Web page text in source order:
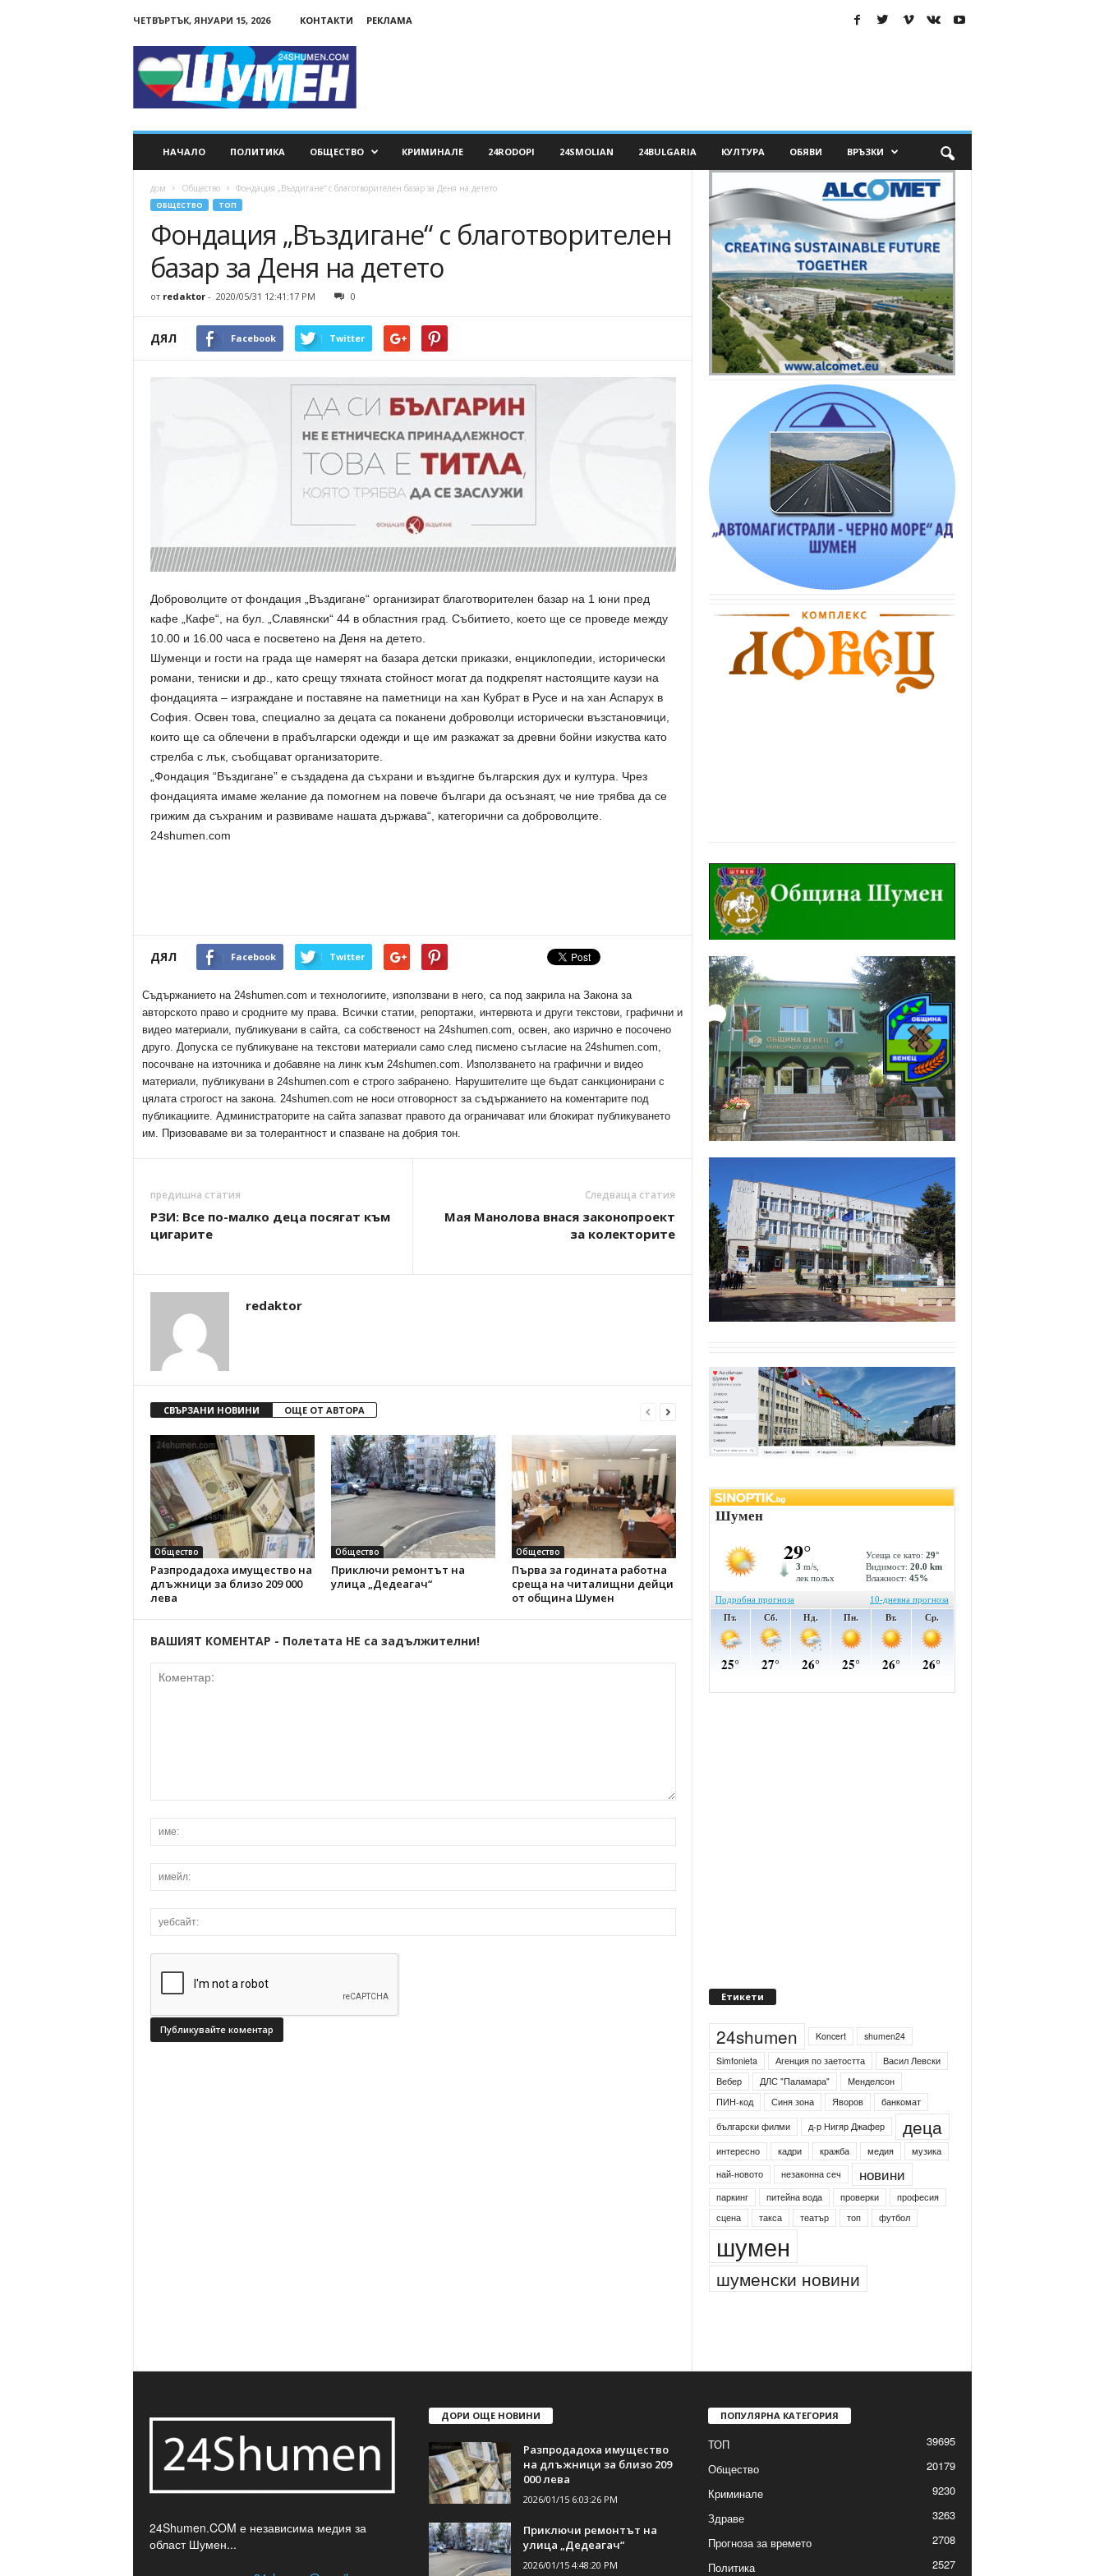
ЧЕТВЪРТЪК, ЯНУАРИ 15, 2026 КОНТАКТИ РЕКЛАМА
НАЧАЛО ПОЛИТИКА ОБЩЕСТВО КРИМИНАЛЕ 24RODOPI 24SMOLIAN 24BULGARIA КУЛТУРА ОБЯВИ ВРЪЗКИ
дом Общество Фондация „Въздигане“ с благотворителен базар за Деня на детето
ОБЩЕСТВО ТОП
Фондация „Въздигане“ с благотворителен
базар за Деня на детето
от redaktor- 2020/05/31 12:41:17 PM 0
ДЯЛ Facebook Twitter
Доброволците от фондация „Въздигане“ организират благотворителен базар на 1 юни пред
кафе „Кафе“, на бул. „Славянски“ 44 в областния град. Събитието, което ще се проведе между
10.00 и 16.00 часа е посветено на Деня на детето.
Шуменци и гости на града ще намерят на базара детски приказки, енциклопедии, исторически
романи, тениски и др., като срещу тяхната стойност могат да подкрепят настоящите каузи на
фондацията – изграждане и поставяне на паметници на хан Кубрат в Русе и на хан Аспарух в
София. Освен това, специално за децата са поканени доброволци исторически възстановчици,
които ще са облечени в прабългарски одежди и ще им разкажат за древни бойни изкуства като
стрелба с лък, съобщават организаторите.
„Фондация “Въздигане” е създадена да съхрани и въздигне българския дух и култура. Чрез
фондацията имаме желание да помогнем на повече българи да осъзнаят, че ние трябва да се
грижим да съхраним и развиваме нашата държава“, категорични са доброволците.
24shumen.com
ДЯЛ Facebook Twitter
Съдържанието на 24shumen.com и технологиите, използвани в него, са под закрила на Закона за
авторското право и сродните му права. Всички статии, репортажи, интервюта и други текстови, графични и
видео материали, публикувани в сайта, са собственост на 24shumen.com, освен, ако изрично е посочено
друго. Допуска се публикуване на текстови материали само след писмено съгласие на 24shumen.com,
посочване на източника и добавяне на линк към 24shumen.com. Използването на графични и видео
материали, публикувани в 24shumen.com е строго забранено. Нарушителите ще бъдат санкционирани с
цялата строгост на закона. 24shumen.com не носи отговорност за съдържанието на коментарите под
публикациите. Администраторите на сайта запазват правото да ограничават или блокират публикуването
им. Призоваваме ви за толерантност и спазване на добрия тон.
предишна статия
РЗИ: Все по-малко деца посягат към
цигарите
Следваща статия
Мая Манолова внася законопроект
за колекторите
redaktor
СВЪРЗАНИ НОВИНИ ОЩЕ ОТ АВТОРА
Общество
Разпродадоха имущество на
длъжници за близо 209 000
лева
Общество
Приключи ремонтът на
улица „Дедеагач“
Общество
Първа за годината работна
среща на читалищни дейци
от община Шумен
ВАШИЯТ КОМЕНТАР - Полетата НЕ са задължителни!
Етикети
24shumen Koncert
shumen24
Simfonieta
Агенция по заетостта
Васил Левски
Вебер
ДЛС "Паламара"
Менделсон
ПИН-код
Синя зона Яворов
банкомат
български филми
д-р Нигяр Джафер деца
интересно кадри кражба медия
музика
най-новото
незаконна сеч новини
паркинг питейна вода проверки
професия
сцена
такса театър топ футбол
шумен
шуменски новини
24Shumen.COM е независима медия за
област Шумен...
ДОРИ ОЩЕ НОВИНИ
Разпродадоха имущество
на длъжници за близо 209
000 лева
2026/01/15 6:03:26 PM
Приключи ремонтът на
улица „Дедеагач“
2026/01/15 4:48:20 PM
ПОПУЛЯРНА КАТЕГОРИЯ
ТОП
39695
Общество
20179
Криминале
9230
Здраве
3263
Прогноза за времето
2708
Политика
2527